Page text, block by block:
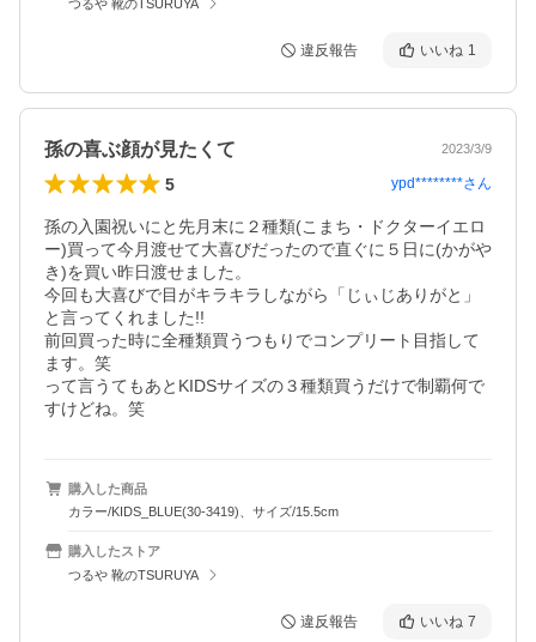
つるや 靴のTSURUYA
違反報告 いいね 1
孫の喜ぶ顔が見たくて 2023/3/9
5 ypd********さん
孫の入園祝いにと先月末に２種類(こまち・ドクターイエロ
ー)買って今月渡せて大喜びだったので直ぐに５日に(かがや
き)を買い昨日渡せました。
今回も大喜びで目がキラキラしながら「じぃじありがと」
と言ってくれました!!
前回買った時に全種類買うつもりでコンプリート目指して
ます。笑
って言うてもあとKIDSサイズの３種類買うだけで制覇何で
すけどね。笑
購入した商品
カラー/KIDS_BLUE(30-3419)、サイズ/15.5cm
購入したストア
つるや 靴のTSURUYA
違反報告 いいね 7